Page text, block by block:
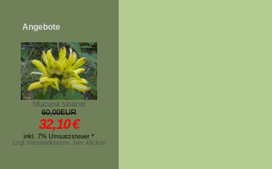
Angebote
Mucuna sloanei
60,00EUR
32,10€
inkl. 7% Umsatzsteuer *
zzgl.Versandkosten, hier klicken